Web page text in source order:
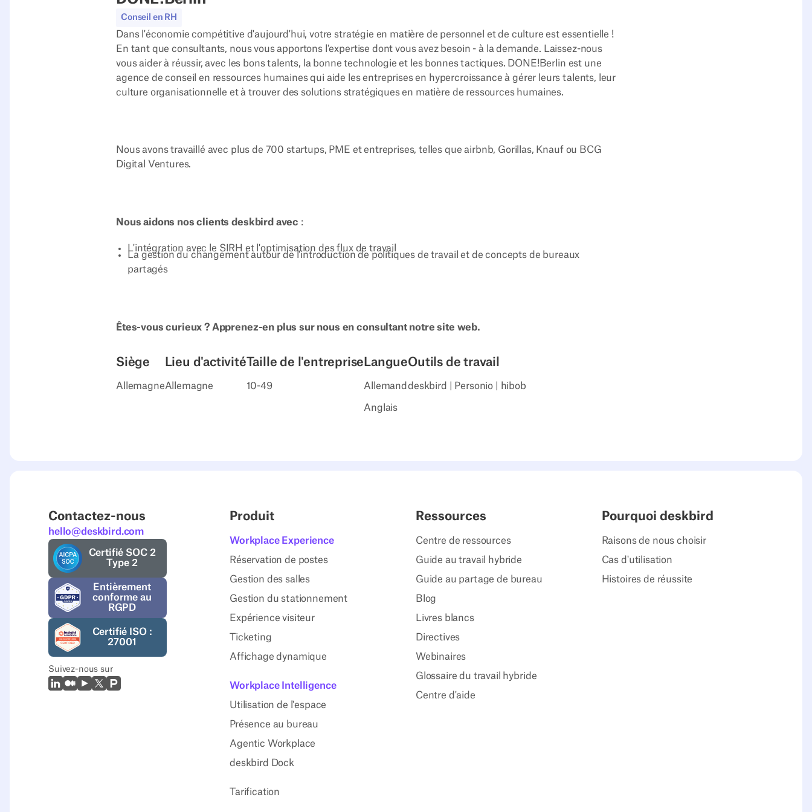
Conseil en RH
Dans l'économie compétitive d'aujourd'hui, votre stratégie en matière de personnel et de culture est essentielle !
En tant que consultants, nous vous apportons l'expertise dont vous avez besoin - à la demande. Laissez-nous
vous aider à réussir, avec les bons talents, la bonne technologie et les bonnes tactiques. DONE!Berlin est une
agence de conseil en ressources humaines qui aide les entreprises en hypercroissance à gérer leurs talents, leur
culture organisationnelle et à trouver des solutions stratégiques en matière de ressources humaines.
Nous avons travaillé avec plus de 700 startups, PME et entreprises, telles que airbnb, Gorillas, Knauf ou BCG
Digital Ventures.
Nous aidons nos clients deskbird avec :
L'intégration avec le SIRH et l'optimisation des flux de travail
La gestion du changement autour de l'introduction de politiques de travail et de concepts de bureaux
partagés
Êtes-vous curieux ? Apprenez-en plus sur nous en consultant notre site web.
Siège
Allemagne
Lieu d'activité
Allemagne
Taille de l'entreprise
10-49
Langue
Allemand
Anglais
Outils de travail
deskbird | Personio | hibob
Contactez-nous
hello@deskbird.com
Certifié SOC 2
Type 2
Entièrement
conforme au
RGPD
Certifié ISO :
27001
Suivez-nous sur
LinkedIn
MoyenYoutube
X (Twitter)
Prodcut Hunt
Produit
Workplace Experience
Réservation de postes
Gestion des salles
Gestion du stationnement
Expérience visiteur
Ticketing
Affichage dynamique
Workplace Intelligence
Utilisation de l'espace
Présence au bureau
Agentic Workplace
deskbird Dock
Tarification
Ressources
Centre de ressources
Guide au travail hybride
Guide au partage de bureau
Blog
Livres blancs
Directives
Webinaires
Glossaire du travail hybride
Centre d'aide
Pourquoi deskbird
Raisons de nous choisir
Cas d'utilisation
Histoires de réussite